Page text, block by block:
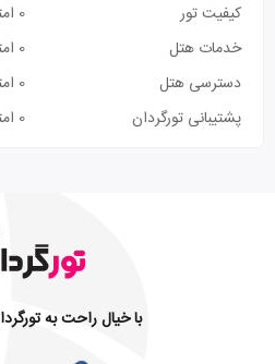
کیفیت تور 0 امتیاز
خدمات هتل
0 امتیاز
دسترسی هتل
0 امتیاز
پشتیبانی تورگردان
0 امتیاز
با خیال راحت به